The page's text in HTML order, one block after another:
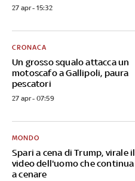
27 apr - 15:32
Un grosso squalo attacca un
motoscafo a Gallipoli, paura
pescatori
CRONACA
27 apr - 07:59
Spari a cena di Trump, virale il
video dell'uomo che continua
a cenare
MONDO